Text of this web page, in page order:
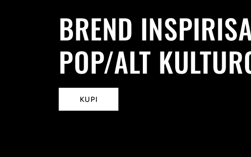
BREND
POP/ALT
KUPI